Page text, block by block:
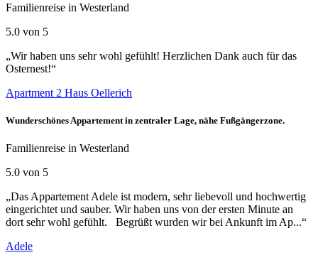
Familienreise in Westerland
5.0 von 5
„Wir haben uns sehr wohl gefühlt! Herzlichen Dank auch für das
Osternest!“
Apartment 2 Haus Oellerich
Wunderschönes Appartement in zentraler Lage, nähe Fußgängerzone.
Familienreise in Westerland
5.0 von 5
„Das Appartement Adele ist modern, sehr liebevoll und hochwertig
eingerichtet und sauber. Wir haben uns von der ersten Minute an
dort sehr wohl gefühlt. Begrüßt wurden wir bei Ankunft im Ap...“
Adele